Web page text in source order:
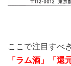
ここで注目すべ
「ラム酒」「還